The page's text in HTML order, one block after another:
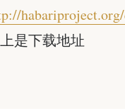
是下载地址